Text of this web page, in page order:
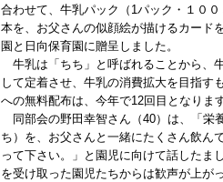
合わせて、牛乳パック（1パック・１０
本を、お父さんの似顔絵が描けるカード
園と日向保育園に贈呈しました。
牛乳は「ちち」と呼ばれることから、
して定着させ、牛乳の消費拡大を目指す
への無料配布は、今年で12回目となります
同部会の野田幸智さん（40）は、「栄
ち）を、お父さんと一緒にたくさん飲ん
って下さい。」と園児に向けて話したま
を受け取った園児たちからは歓声が上が